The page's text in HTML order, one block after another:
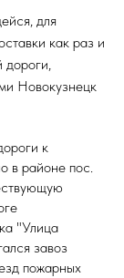
для
как раз и
дороги,
Новокузнецк
к
в районе пос.
"Улица
завоз
пожарных